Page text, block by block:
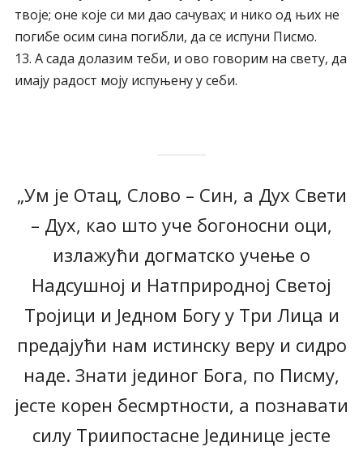
твоје; оне које си ми дао сачувах; и нико од њих не
погибе осим сина погибли, да се испуни Писмо.
13. А сада долазим теби, и ово говорим на свету, да
имају радост моју испуњену у себи.
„Ум је Отац, Слово – Син, а Дух Свети
– Дух, као што уче богоносни оци,
излажући догматско учење о
Надсушној и Натприродној Светој
Тројици и Једном Богу у Три Лица и
предајући нам истинску веру и сидро
наде. Знати јединог Бога, по Писму,
јесте корен бесмртности, а познавати
силу Триипостасне Јединице јесте